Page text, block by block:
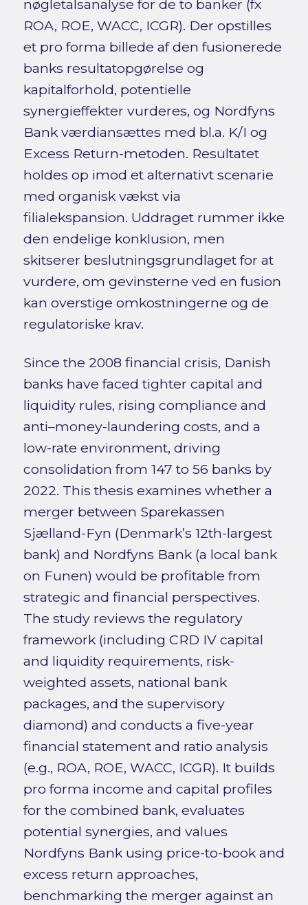
nøgletalsanalyse for de to banker (fx
ROA, ROE, WACC, ICGR). Der opstilles
et pro forma billede af den fusionerede
banks resultatopgørelse og
kapitalforhold, potentielle
synergieffekter vurderes, og Nordfyns
Bank værdiansættes med bl.a. K/I og
Excess Return-metoden. Resultatet
holdes op imod et alternativt scenarie
med organisk vækst via
filialekspansion. Uddraget rummer ikke
den endelige konklusion, men
skitserer beslutningsgrundlaget for at
vurdere, om gevinsterne ved en fusion
kan overstige omkostningerne og de
regulatoriske krav.
Since the 2008 financial crisis, Danish
banks have faced tighter capital and
liquidity rules, rising compliance and
anti–money-laundering costs, and a
low-rate environment, driving
consolidation from 147 to 56 banks by
2022. This thesis examines whether a
merger between Sparekassen
Sjælland-Fyn (Denmark’s 12th-largest
bank) and Nordfyns Bank (a local bank
on Funen) would be profitable from
strategic and financial perspectives.
The study reviews the regulatory
framework (including CRD IV capital
and liquidity requirements, risk-
weighted assets, national bank
packages, and the supervisory
diamond) and conducts a five-year
financial statement and ratio analysis
(e.g., ROA, ROE, WACC, ICGR). It builds
pro forma income and capital profiles
for the combined bank, evaluates
potential synergies, and values
Nordfyns Bank using price-to-book and
excess return approaches,
benchmarking the merger against an